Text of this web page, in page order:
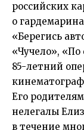
российских
о
«Берегись
«Чучело»,
85-летний
Его
нелегалы
в течение